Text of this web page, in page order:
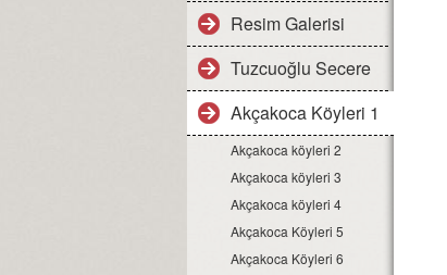
Resim Galerisi
Tuzcuoğlu Secere
Akçakoca Köyleri 1
Akçakoca köyleri 2
Akçakoca köyleri 3
Akçakoca köyleri 4
Akçakoca Köyleri 5
Akçakoca Köyleri 6